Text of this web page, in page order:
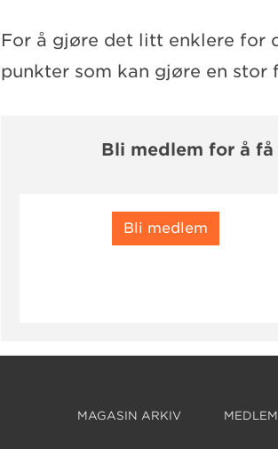
For å gjøre det litt enklere for
punkter som kan gjøre en stor
Bli medlem for å
Bli medlem
MAGASIN ARKIV